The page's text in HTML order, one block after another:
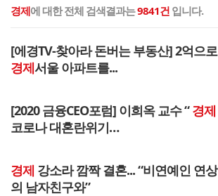
경제에 대한 전체 검색결과는9841건 입니다.
[에경TV-찾아라 돈버는 부동산] 2억으로
경제서울 아파트를...
[2020 금융CEO포럼] 이희옥 교수 “경제
코로나 대혼란위기…
경제 강소라 깜짝 결혼... “비연예인 연상
의 남자친구와”